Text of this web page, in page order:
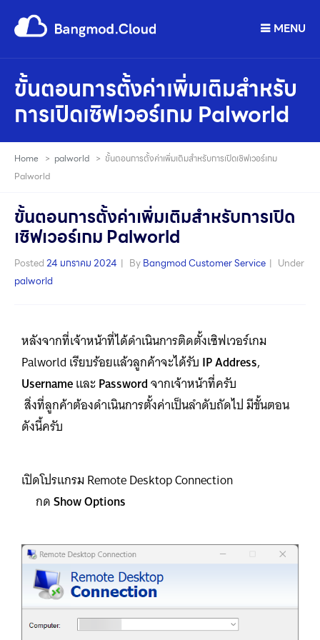
MENU
ขั้นตอนการตั้งค่าเพิ่มเติมสำหรับ
การเปิดเซิฟเวอร์เกม Palworld
Home > palworld > ขั้นตอนการตั้งค่าเพิ่มเติมสำหรับการเปิดเซิฟเวอร์เกม
Palworld
ขั้นตอนการตั้งค่าเพิ่มเติมสำหรับการเปิด
เซิฟเวอร์เกม Palworld
Posted24 มกราคม 2024 ByBangmod Customer Service
Under
palworld
หลังจากที่เจ้าหน้าที่ได้ดำเนินการติดตั้งเซิฟเวอร์เกม
Palworld เรียบร้อยแล้วลูกค้าจะได้รับ IP Address,
UsernameและPasswordจากเจ้าหน้าที่ครับ
สิ่งที่ลูกค้าต้องดำเนินการตั้งค่าเป็นลำดับถัดไป มีขั้นตอน
ดังนี้ครับ
เปิดโปรแกรม Remote Desktop Connection
กดShow Options